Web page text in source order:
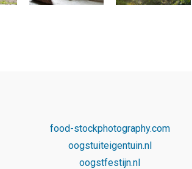
food-stockphotography.com
oogstuiteigentuin.nl
oogstfestijn.nl